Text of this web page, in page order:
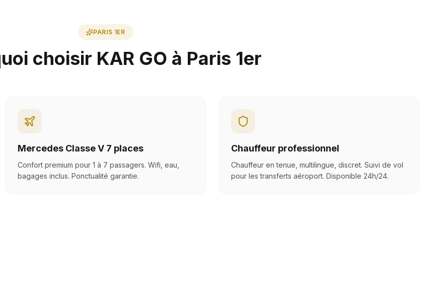
PARIS 1ER
choisir KAR GO à Paris 1er
Mercedes Classe V 7 places
Confort premium pour 1 à 7 passagers. Wifi, eau,
bagages inclus. Ponctualité garantie.
Chauffeur professionnel
Chauffeur en tenue, multilingue, discret. Suivi de vol
pour les transferts aéroport. Disponible 24h/24.